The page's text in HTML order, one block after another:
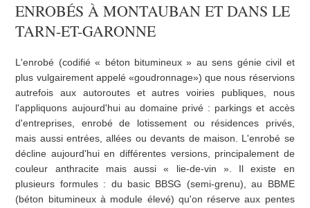
ENROBÉS À MONTAUBAN ET DANS LE
TARN-ET-GARONNE
L'enrobé (codifié « béton bitumineux » au sens génie civil et
plus vulgairement appelé «goudronnage») que nous réservions
autrefois aux autoroutes et autres voiries publiques, nous
l'appliquons aujourd'hui au domaine privé : parkings et accès
d'entreprises, enrobé de lotissement ou résidences privés,
mais aussi entrées, allées ou devants de maison. L'enrobé se
décline aujourd'hui en différentes versions, principalement de
couleur anthracite mais aussi « lie-de-vin ». Il existe en
plusieurs formules : du basic BBSG (semi-grenu), au BBME
(béton bitumineux à module élevé) qu'on réserve aux pentes